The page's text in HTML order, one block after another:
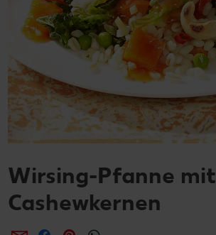
Wirsing-Pfanne mit
Cashewkernen